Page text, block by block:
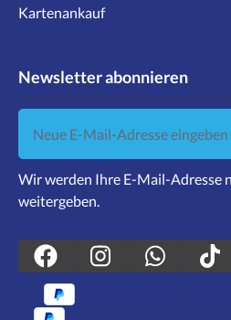
Kartenankauf
Newsletter abonnieren
Neue E-Mail-Adresse eingeben ...
Wir werden Ihre E-Mail-Adresse
weitergeben.